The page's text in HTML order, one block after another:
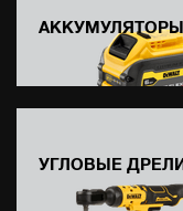
АККУМУЛЯТОРЫ
УГЛОВЫЕ ДРЕЛИ